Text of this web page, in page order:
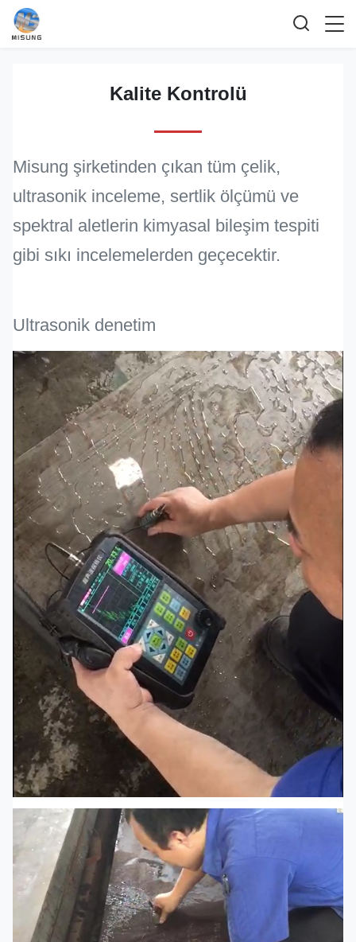
Kalite Kontrolü
Misung şirketinden çıkan tüm çelik,
ultrasonik inceleme, sertlik ölçümü ve
spektral aletlerin kimyasal bileşim tespiti
gibi sıkı incelemelerden geçecektir.
Ultrasonik denetim